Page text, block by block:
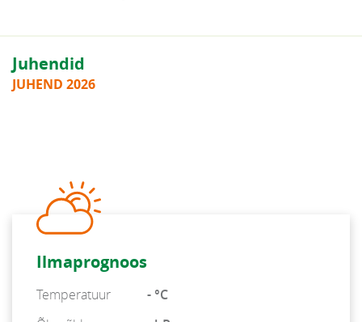
Juhendid
JUHEND 2026
Ilmaprognoos
Temperatuur
- °C